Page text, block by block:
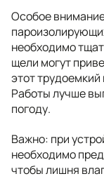
Особое
необходимо
щели могут
этот
Работы лучше
погоду.
Важно: при
необходимо
чтобы лишня